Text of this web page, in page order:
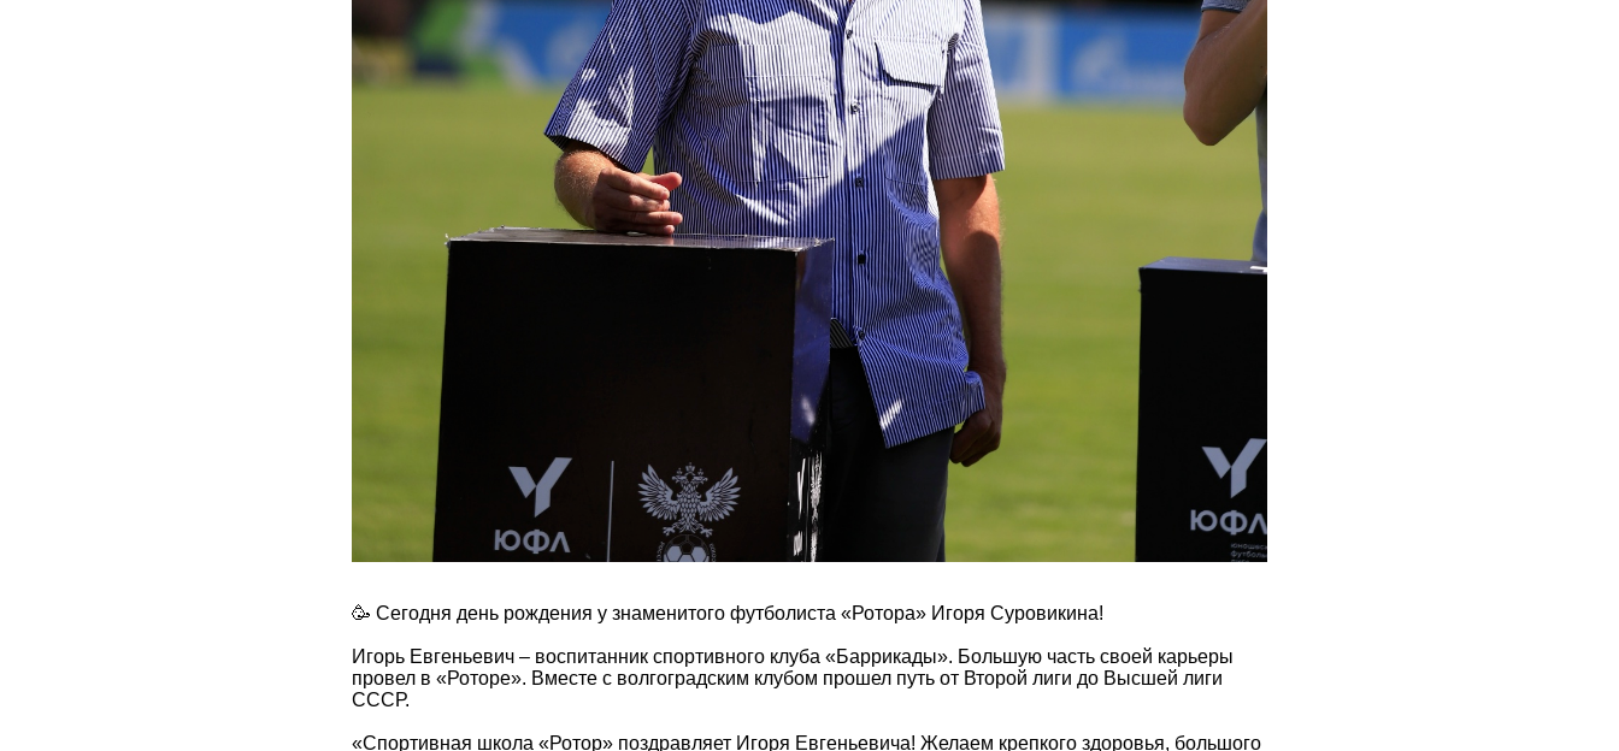
🥳 Сегодня день рождения у знаменитого футболиста «Ротора» Игоря Суровикина!
Игорь Евгеньевич – воспитанник спортивного клуба «Баррикады». Большую часть своей карьеры
провел в «Роторе». Вместе с волгоградским клубом прошел путь от Второй лиги до Высшей лиги
СССР.
«Спортивная школа «Ротор» поздравляет Игоря Евгеньевича! Желаем крепкого здоровья, большого